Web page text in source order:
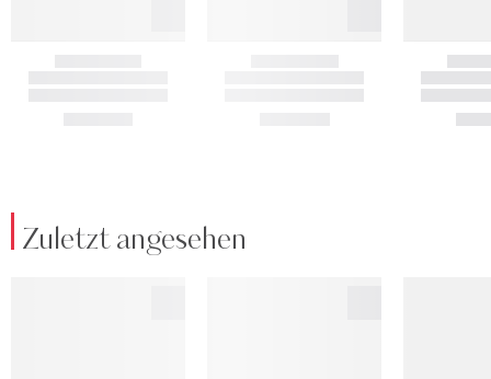
Zuletzt angesehen